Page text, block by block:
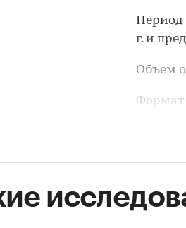
Период
г. и
Объем
Формат